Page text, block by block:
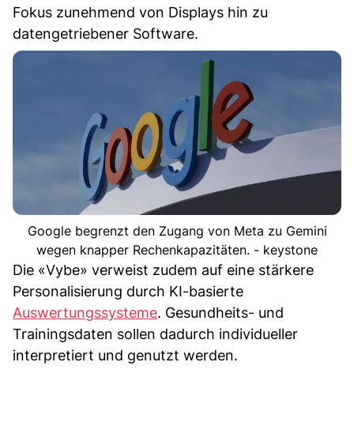
Fokus zunehmend von Displays hin zu
datengetriebener Software.
Google begrenzt den Zugang von Meta zu Gemini
wegen knapper Rechenkapazitäten. - keystone
Die «Vybe» verweist zudem auf eine stärkere
Personalisierung durch KI-basierte
Auswertungssysteme. Gesundheits- und
Trainingsdaten sollen dadurch individueller
interpretiert und genutzt werden.